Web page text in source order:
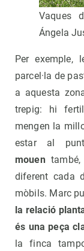
Vaques
Ángela
Per exemple,
parcel·la de
a aquesta
trepig: hi
mengen la
estar al
mouentambé,
diferent cada
mòbils. Marc
la relació
és una peça
la finca